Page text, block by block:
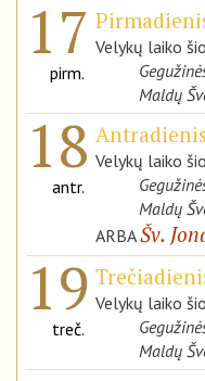
17
pirm.
Velykų laiko
Maldų
18
antr.
Antradienis
Velykų laiko
Maldų
ARBAŠv.
19
treč.
Velykų laiko
Maldų